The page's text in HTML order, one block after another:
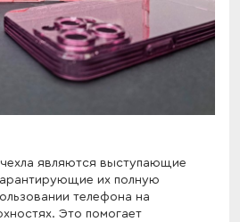
являются выступающие
их полную
телефона на
Это помогает